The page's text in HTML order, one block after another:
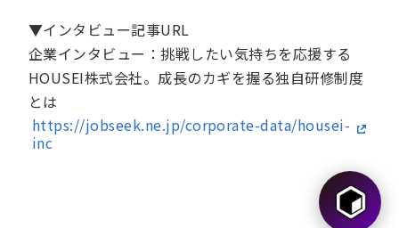
▼インタビュー記事URL
企業インタビュー：挑戦したい気持ちを応援する
HOUSEI株式会社。成長のカギを握る独自研修制度
とは
https://jobseek.ne.jp/corporate-data/housei-
inc